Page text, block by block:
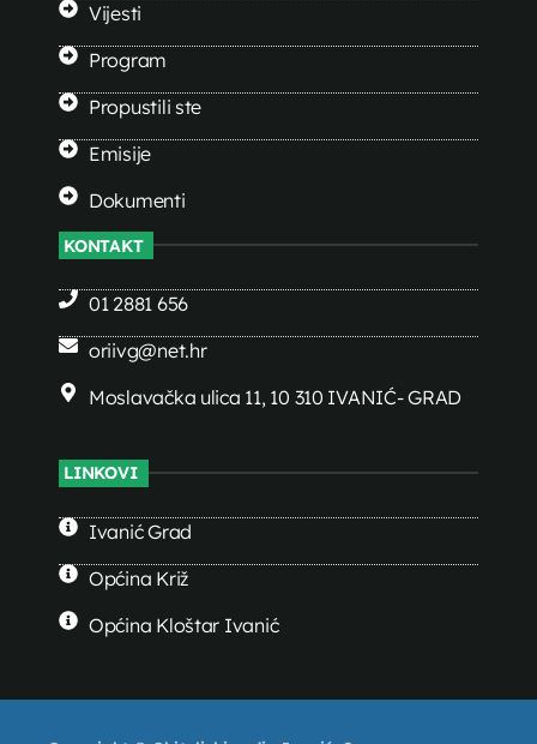
Vijesti
Program
Propustili ste
Emisije
Dokumenti
KONTAKT
01 2881 656
oriivg@net.hr
Moslavačka ulica 11, 10 310 IVANIĆ- GRAD
LINKOVI
Ivanić Grad
Općina Križ
Općina Kloštar Ivanić